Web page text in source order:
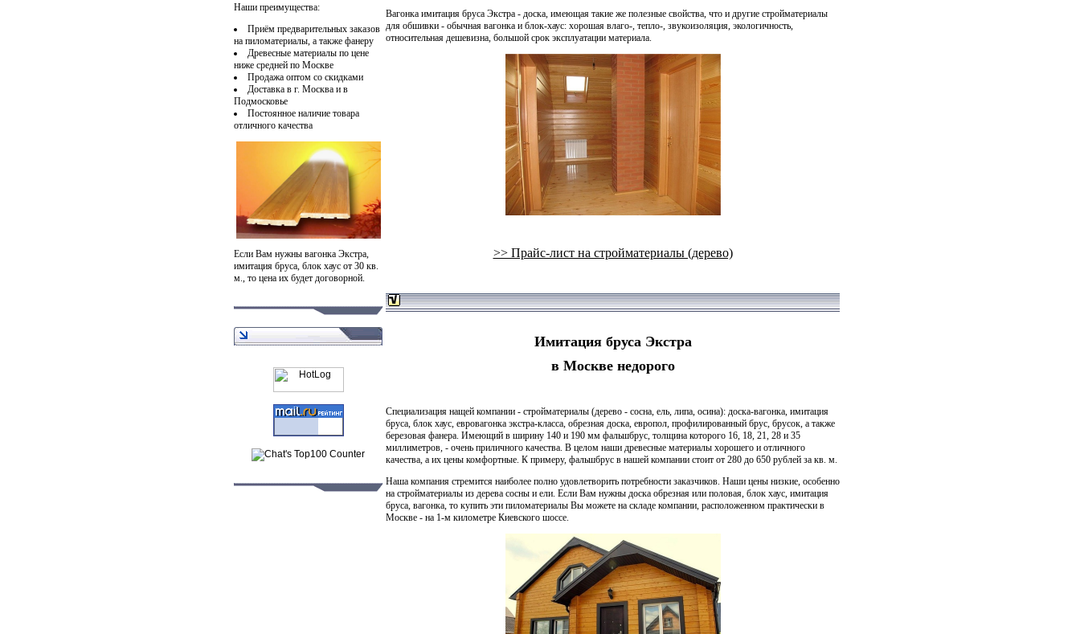
Наши преимущества:
Приём предварительных заказов
на пиломатериалы, а также фанеру
Древесные материалы по цене
ниже средней по Москве
Продажа оптом со скидками
Доставка в г. Москва и в
Подмосковье
Постоянное наличие товара
отличного качества
Если Вам нужны вагонка Экстра,
имитация бруса, блок хаус от 30 кв.
м., то цена их будет договорной.
Вагонка имитация бруса Экстра - доска, имеющая такие же полезные свойства, что и другие стройматериалы
для обшивки - обычная вагонка и блок-хаус: хорошая влаго-, тепло-, звукоизоляция, экологичность,
относительная дешевизна, большой срок эксплуатации материала.
>> Прайс-лист на стройматериалы (дерево)
Имитация бруса Экстра
в Москве недорого
Специализация нащей компании - стройматериалы (дерево - сосна, ель, липа, осина): доска-вагонка, имитация
бруса, блок хаус, евровагонка экстра-класса, обрезная доска, европол, профилированный брус, брусок, а также
березовая фанера. Имеющий в ширину 140 и 190 мм фальшбрус, толщина которого 16, 18, 21, 28 и 35
миллиметров, - очень приличного качества. В целом наши древесные материалы хорошего и отличного
качества, а их цены комфортные. К примеру, фальшбрус в нашей компании стоит от 280 до 650 рублей за кв. м.
Наша компания стремится наиболее полно удовлетворить потребности заказчиков. Наши цены низкие, особенно
на стройматериалы из дерева сосны и ели. Если Вам нужны доска обрезная или половая, блок хаус, имитация
бруса, вагонка, то купить эти пиломатериалы Вы можете на складе компании, расположенном практически в
Москве - на 1-м километре Киевского шоссе.